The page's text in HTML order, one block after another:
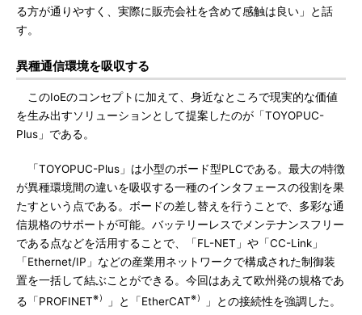
る方が通りやすく、実際に販売会社を含めて感触は良い」と話
す。
異種通信環境を吸収する
このIoEのコンセプトに加えて、身近なところで現実的な価値
を生み出すソリューションとして提案したのが「TOYOPUC-
Plus」である。
「TOYOPUC-Plus」は小型のボード型PLCである。最大の特徴
が異種環境間の違いを吸収する一種のインタフェースの役割を果
たすという点である。ボードの差し替えを行うことで、多彩な通
信規格のサポートが可能。バッテリーレスでメンテナンスフリー
である点などを活用することで、「FL-NET」や「CC-Link」
「Ethernet/IP」などの産業用ネットワークで構成された制御装
置を一括して結ぶことができる。今回はあえて欧州発の規格であ
る「PROFINET※） 」と「EtherCAT※） 」との接続性を強調した。